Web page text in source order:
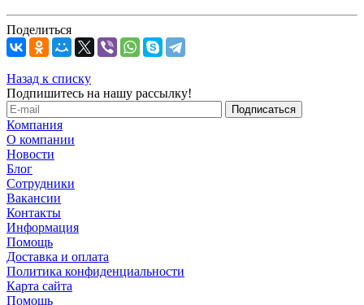
Поделиться
Назад к списку
Подпишитесь на нашу рассылку!
Компания
О компании
Новости
Блог
Сотрудники
Вакансии
Контакты
Информация
Помощь
Доставка и оплата
Политика конфиденциальности
Карта сайта
Помощь